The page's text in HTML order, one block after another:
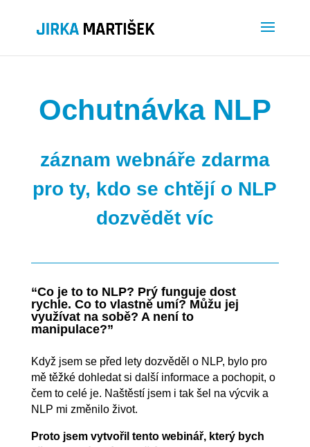
Ochutnávka NLP
záznam webnáře zdarma
pro ty, kdo se chtějí o NLP
dozvědět víc
“Co je to to NLP? Prý funguje dost
rychle. Co to vlastně umí? Můžu jej
využívat na sobě? A není to
manipulace?”
Když jsem se před lety dozvěděl o NLP, bylo pro
mě těžké dohledat si další informace a pochopit, o
čem to celé je. Naštěstí jsem i tak šel na výcvik a
NLP mi změnilo život.
Proto jsem vytvořil tento webinář, který bych